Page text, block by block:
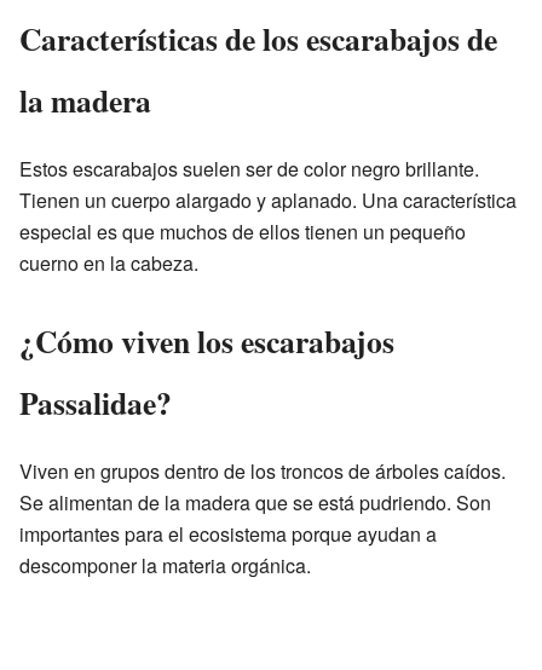
Características de los escarabajos de
la madera
Estos escarabajos suelen ser de color negro brillante.
Tienen un cuerpo alargado y aplanado. Una característica
especial es que muchos de ellos tienen un pequeño
cuerno en la cabeza.
¿Cómo viven los escarabajos
Passalidae?
Viven en grupos dentro de los troncos de árboles caídos.
Se alimentan de la madera que se está pudriendo. Son
importantes para el ecosistema porque ayudan a
descomponer la materia orgánica.